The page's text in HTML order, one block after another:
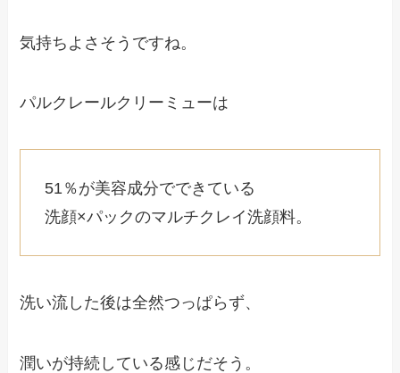
気持ちよさそうですね。
パルクレールクリーミューは
51％が美容成分でできている
洗顔×パックのマルチクレイ洗顔料。
洗い流した後は全然つっぱらず、
潤いが持続している感じだそう。